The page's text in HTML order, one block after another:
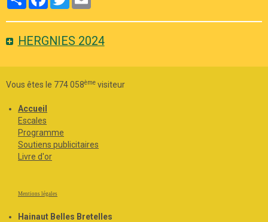
HERGNIES 2024
Vous êtes le 774 058ème visiteur
Accueil
Escales
Programme
Soutiens publicitaires
Livre d'or
Mentions légales
Hainaut Belles Bretelles